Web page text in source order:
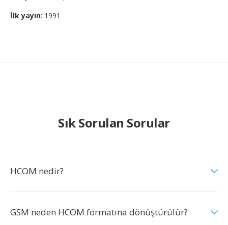
İlk yayın: 1991
Sık Sorulan Sorular
HCOM nedir?
GSM neden HCOM formatına dönüştürülür?